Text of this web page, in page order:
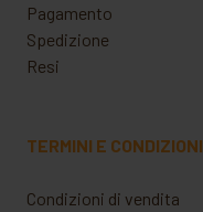
Pagamento
Spedizione
Resi
TERMINI E CONDIZIONI
Condizioni di vendita